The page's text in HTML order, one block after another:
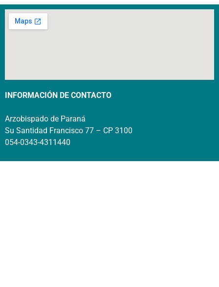
INFORMACIÓN DE CONTACTO
Arzobispado de Paraná
Su Santidad Francisco 77 – CP 3100
054-0343-4311440